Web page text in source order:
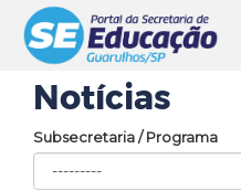
Notícias
Subsecretaria / Programa